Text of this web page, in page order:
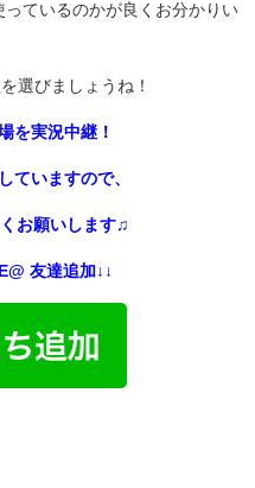
ているのかが良くお分かりい
選びましょうね！
を実況中継！
ていますので、
お願いします♫
友達追加↓↓